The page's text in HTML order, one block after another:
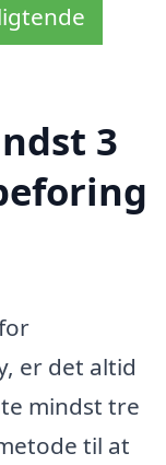
3
er det altid
mindst tre
til at